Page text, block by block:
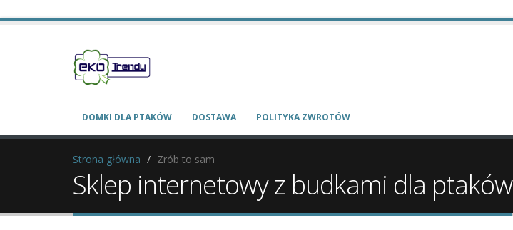
DOMKI DLA PTAKÓW DOSTAWA POLITYKA ZWROTÓW
Strona główna Zrób to sam
Sklep internetowy z budkami dla ptaków